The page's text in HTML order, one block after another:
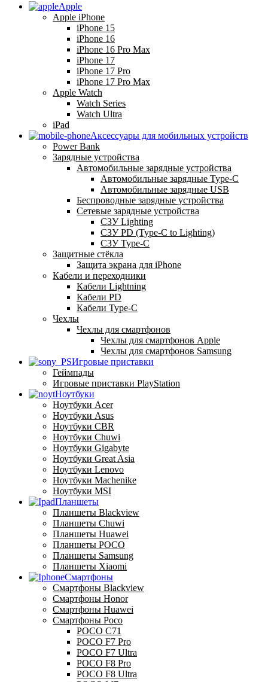
Apple
Apple iPhone
iPhone 15
iPhone 16
iPhone 16 Pro Max
iPhone 17
iPhone 17 Pro
iPhone 17 Pro Max
Apple Watch
Watch Series
Watch Ultra
iPad
Аксессуары для мобильных устройств
Power Bank
Зарядные устройства
Автомобильные зарядные устройства
Автомобильные зарядные Type-C
Автомобильные зарядные USB
Беспроводные зарядные устройства
Сетевые зарядные устройства
СЗУ Lighting
СЗУ PD (Type-C to Lighting)
СЗУ Type-C
Защитные стёкла
Защита экрана для iPhone
Кабели и переходники
Кабели Lightning
Кабели PD
Кабели Type-C
Чехлы
Чехлы для смартфонов
Чехлы для смартфонов Apple
Чехлы для смартфонов Samsung
Игровые приставки
Геймпады
Игровые приставки PlayStation
Ноутбуки
Ноутбуки Acer
Ноутбуки Asus
Ноутбуки CBR
Ноутбуки Chuwi
Ноутбуки Gigabyte
Ноутбуки Great Asia
Ноутбуки Lenovo
Ноутбуки Machenike
Ноутбуки MSI
Планшеты
Планшеты Blackview
Планшеты Chuwi
Планшеты Huawei
Планшеты POCO
Планшеты Samsung
Планшеты Xiaomi
Смартфоны
Смартфоны Blackview
Смартфоны Honor
Смартфоны Huawei
Смартфоны Poco
POCO C71
POCO F7 Pro
POCO F7 Ultra
POCO F8 Pro
POCO F8 Ultra